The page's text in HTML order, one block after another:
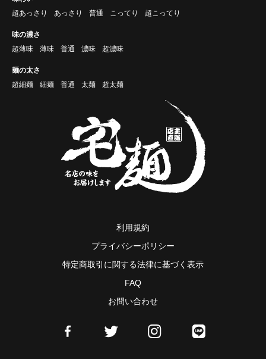
超あっさり
あっさり 普通 こってり 超こってり
味の濃さ
超薄味
薄味 普通 濃味 超濃味
麺の太さ
超細麺
細麺 普通 太麺 超太麺
利用規約
プライバシーポリシー
特定商取引に関する法律に基づく表示
FAQ
お問い合わせ